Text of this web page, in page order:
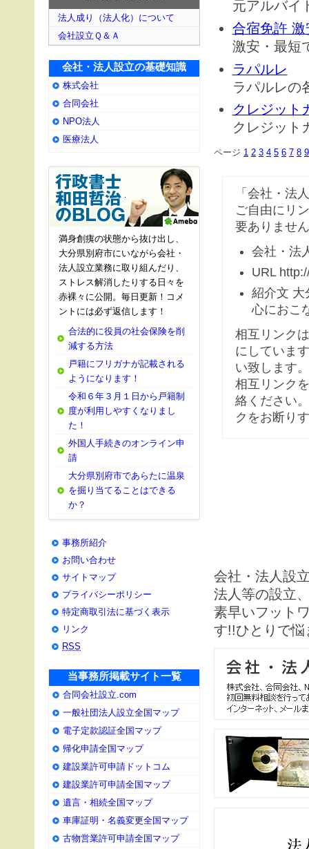
元アルバイ
合宿免許 激
激安・最短
ラパルレ
ラパルレの
クレジット
クレジット
ページ 1 2 3 4 5 6 7 8 9
「会社・法
ご自由にリ
要ありませ
会社・法
URL
紹介文 大
心におこ
相互リンク
にしていま
い致します。
相互リンク
絡ください
クをお断り
会社・法人設
法人等の設立
素早いフット
す!!ひとりで
法人成り（法人化）について
会社設立Ｑ＆Ａ
会社・法人設立の基礎知識
株式会社
合同会社
NPO法人
医療法人
満身創痍の状態から抜け出し、
大分県別府市にいながら会社・
法人設立業務に取り組んだり、
ストレス解消したりする日々を
赤裸々に公開。毎日更新！コメ
ントには必ず返信します！
合法的に役員の社会保険を削
減する方法
戸籍にフリガナが記載される
ようになります！
令和６年３月１日から戸籍制
度が利用しやすくなりまし
た！
外国人手続きのオンライン申
請
大分県別府市であらたに温泉
を掘り当てることはできる
か？
事務所紹介
お問い合わせ
サイトマップ
プライバシーポリシー
特定商取引法に基づく表示
リンク
RSS
当事務所掲載サイト一覧
合同会社設立.com
一般社団法人設立全国マップ
電子定款認証全国マップ
帰化申請全国マップ
建設業許可申請ドットコム
建設業許可申請全国マップ
遺言・相続全国マップ
車庫証明・名義変更全国マップ
古物営業許可申請全国マップ